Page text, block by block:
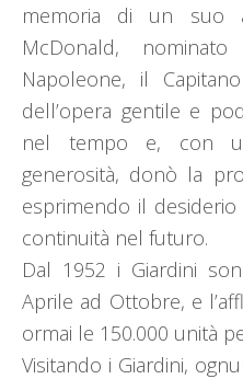
memoria di un suo
McDonald,
Napoleone, il
dell’opera gentile e
nel tempo e, con
generosità, donò la
esprimendo il
continuità nel futuro.
Dal 1952 i Giardini
Aprile ad Ottobre, e
ormai le 150.000 unità
Visitando i Giardini,